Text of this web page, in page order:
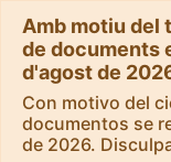
Amb motiu del
de documents
d'agost de
Con motivo del
documentos se
de 2026.